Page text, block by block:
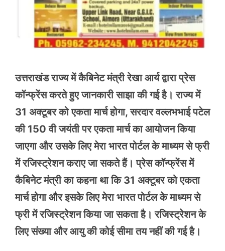
उत्तराखंड राज्य में कैबिनेट मंत्री रेखा आर्य द्वारा प्रेस
कॉन्फ्रेंस करते हुए जानकारी साझा की गई है। राज्य में
31 अक्टूबर को एकता मार्च होगा, सरदार वल्लभभाई पटेल
की 150 वी जयंती पर एकता मार्च का आयोजन किया
जाएगा और उसके लिए मेरा भारत पोर्टल के माध्यम से फ्री
में रजिस्ट्रेशन कराए जा सकते हैं। प्रेस कॉन्फ्रेंस में
कैबिनेट मंत्री का कहना था कि 31 अक्टूबर को एकता
मार्च होगा और इसके लिए मेरा भारत पोर्टल के माध्यम से
फ्री में रजिस्ट्रेशन किया जा सकता है। रजिस्ट्रेशन के
लिए संख्या और आयु की कोई सीमा तय नहीं की गई है।